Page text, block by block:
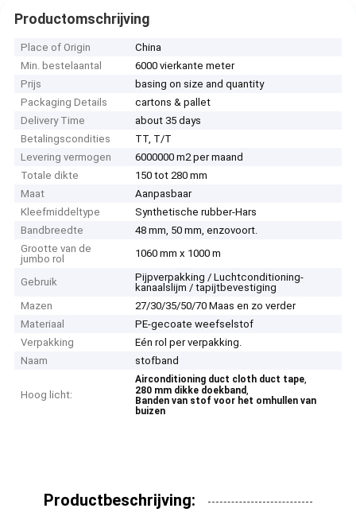
Productomschrijving
Place of Origin
China
Min. bestelaantal
6000 vierkante meter
Prijs
basing on size and quantity
Packaging Details
cartons & pallet
Delivery Time
about 35 days
Betalingscondities
TT, T/T
Levering vermogen
6000000 m2 per maand
Totale dikte
150 tot 280 mm
Maat
Aanpasbaar
Kleefmiddeltype
Synthetische rubber-Hars
Bandbreedte
48 mm, 50 mm, enzovoort.
Grootte van de
jumbo rol
1060 mm x 1000 m
Gebruik
Pijpverpakking / Luchtconditioning-
kanaalslijm / tapijtbevestiging
Mazen
27/30/35/50/70 Maas en zo verder
Materiaal
PE-gecoate weefselstof
Verpakking
Eén rol per verpakking.
Naam
stofband
Hoog licht:
Airconditioning duct cloth duct tape,
280 mm dikke doekband,
Banden van stof voor het omhullen van
buizen
Productbeschrijving: